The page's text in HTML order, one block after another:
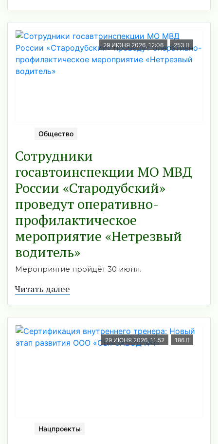
29 ИЮНЯ 2026, 12:06 253
Общество
Сотрудники
госавтоинспекции МО МВД
России «Стародубский»
проведут оперативно-
профилактическое
мероприятие «Нетрезвый
водитель»
Мероприятие пройдёт 30 июня.
Читать далее
29 ИЮНЯ 2026, 11:52 186
Нацпроекты